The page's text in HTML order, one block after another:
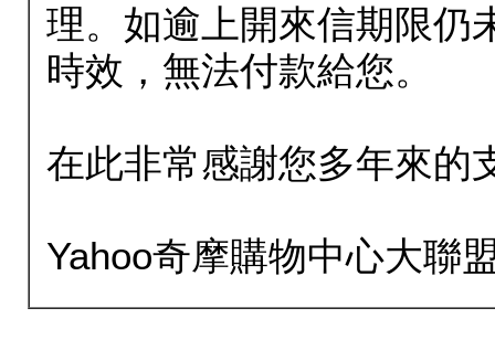
理。如逾上開來信期限仍
時效，無法付款給您。
在此非常感謝您多年來的
Yahoo奇摩購物中心大